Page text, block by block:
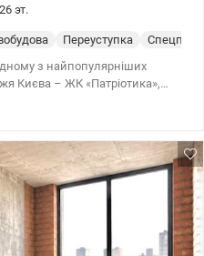
эт.
Переуступка
з найпопулярніших
Києва – ЖК «Патріотика»,
створити інтер'єр своєї мрії
планування дозволяє
житловий простір.
3кв. 2026р. Внески
повному обсязі. Сучасний
інфраструктурою. Поруч